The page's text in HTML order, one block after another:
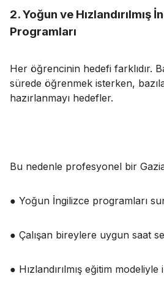
2. Yoğun ve Hızlandırılmış
Programları
Her öğrencinin hedefi farklıdır.
sürede öğrenmek isterken,
hazırlanmayı hedefler.
Bu nedenle profesyonel bir
● Yoğun İngilizce programları
● Çalışan bireylere uygun saat
● Hızlandırılmış eğitim modeliyle